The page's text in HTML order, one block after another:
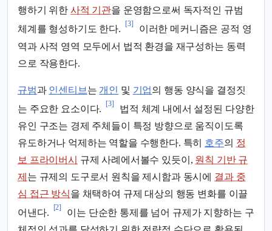
행하기 위한 사적 기관을 운영함으로써 독자적인 규범
체계를 형성하기도 한다.
[3]
이러한 메커니즘은 공적 영
역과 사적 영역 모두에서 법적 환경을 재구성하는 동력
으로 작용한다.
규범과 인센티브 는 개인 및 기업의 행동 양식을 결정짓
는 주요한 요소이다.
[3]
법적 체계 내에서 설정된 다양한
유인 구조는 경제 주체들이 특정 방향으로 움직이도록
유도하거나 억제하는 역할을 수행한다. 특히
호주의 정
보 프라이버시
규제 사례에서볼수 있듯이, 원칙 기반 규
제 는 규제의 도구로서 원칙을 제시함과 동시에 결과 중
심 접근 방식을 채택하여 규제 대상의 행동 변화를 이끌
어낸다.
[2]
이는 단순한 통제를 넘어 규제가 지향하는 구